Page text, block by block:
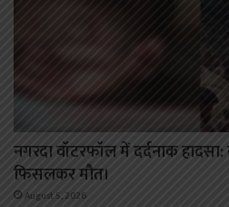
नगरदा वॉटरफॉल में दर्दनाक
फिसलकर मौत।
August 5, 2026